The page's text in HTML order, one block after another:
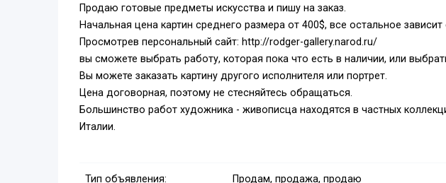
Продаю готовые предметы искусства и пишу на заказ.
Начальная цена картин среднего размера от 400$, все остальное
Просмотрев персональный сайт: http://rodger-gallery.narod.ru/
вы сможете выбрать работу, которая пока что есть в наличии, или
Вы можете заказать картину другого исполнителя или портрет.
Цена договорная, поэтому не стесняйтесь обращаться.
Большинство работ художника - живописца находятся в частных
Италии.
Тип объявления:
Продам, продажа, продаю